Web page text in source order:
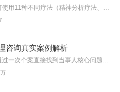
咨询真实案例解析